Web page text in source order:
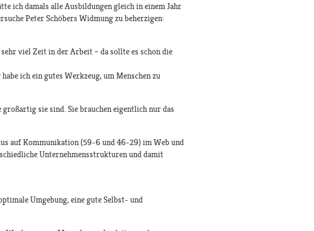
ich damals alle Ausbildungen gleich in einem Jahr
Peter Schöbers Widmung zu beherzigen:
viel Zeit in der Arbeit – da sollte es schon die
ich ein gutes Werkzeug, um Menschen zu
sie sind. Sie brauchen eigentlich nur das
auf Kommunikation (59-6 und 46-29) im Web und
Unternehmensstrukturen und damit
Umgebung, eine gute Selbst- und